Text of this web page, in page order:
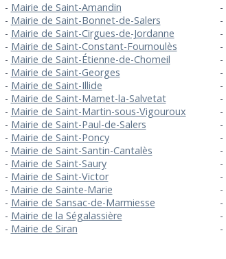
Mairie de Saint-Amandin
Mairie de Saint-Bonnet-de-Salers
Mairie de Saint-Cirgues-de-Jordanne
Mairie de Saint-Constant-Fournoulès
Mairie de Saint-Étienne-de-Chomeil
Mairie de Saint-Georges
Mairie de Saint-Illide
Mairie de Saint-Mamet-la-Salvetat
Mairie de Saint-Martin-sous-Vigouroux
Mairie de Saint-Paul-de-Salers
Mairie de Saint-Poncy
Mairie de Saint-Santin-Cantalès
Mairie de Saint-Saury
Mairie de Saint-Victor
Mairie de Sainte-Marie
Mairie de Sansac-de-Marmiesse
Mairie de la Ségalassière
Mairie de Siran